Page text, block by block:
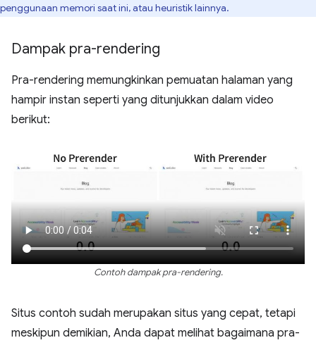
penggunaan memori saat ini, atau heuristik lainnya.
Dampak pra-rendering
Pra-rendering memungkinkan pemuatan halaman yang
hampir instan seperti yang ditunjukkan dalam video
berikut:
Contoh dampak pra-rendering.
Situs contoh sudah merupakan situs yang cepat, tetapi
meskipun demikian, Anda dapat melihat bagaimana pra-